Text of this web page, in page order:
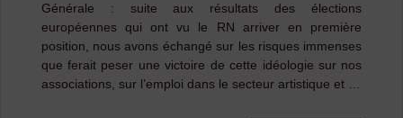
Générale : suite aux résultats des élections
européennes qui ont vu le RN arriver en première
position, nous avons échangé sur les risques immenses
que ferait peser une victoire de cette idéologie sur nos
associations, sur l’emploi dans le secteur artistique et …